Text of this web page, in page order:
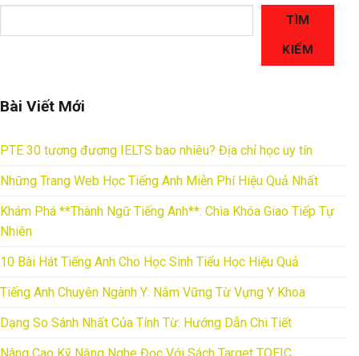
TÌM
KIẾM
Bài Viết Mới
PTE 30 tương đương IELTS bao nhiêu? Địa chỉ học uy tín
Những Trang Web Học Tiếng Anh Miễn Phí Hiệu Quả Nhất
Khám Phá **Thành Ngữ Tiếng Anh**: Chìa Khóa Giao Tiếp Tự
Nhiên
10 Bài Hát Tiếng Anh Cho Học Sinh Tiểu Học Hiệu Quả
Tiếng Anh Chuyên Ngành Y: Nắm Vững Từ Vựng Y Khoa
Dạng So Sánh Nhất Của Tính Từ: Hướng Dẫn Chi Tiết